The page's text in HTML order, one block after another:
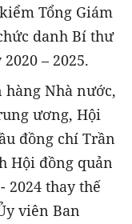
Tổng Giám
danh Bí thư
– 2025.
hàng Nhà nước,
ương, Hội
đồng chí Trần
Hội đồng quản
2024 thay thế
viên Ban